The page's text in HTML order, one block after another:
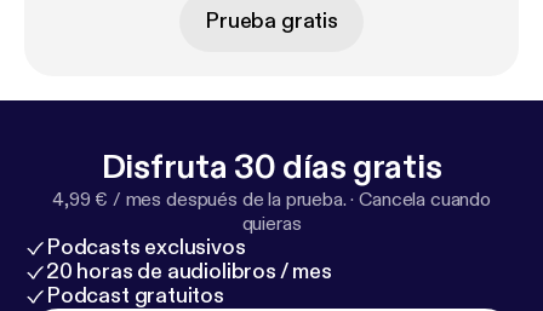
Prueba gratis
Disfruta 30 días gratis
4,99 € / mes después de la prueba. ·Cancela cuando
quieras
Podcasts exclusivos
20 horas de audiolibros / mes
Podcast gratuitos